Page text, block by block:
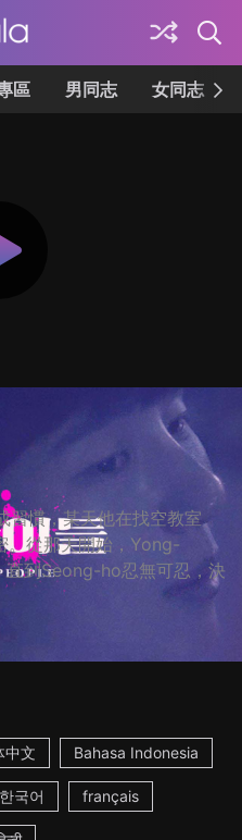
區 男同志 女同志
慣，某天他在找空教室
。從那天開始，Yong-
到Seong-ho忍無可忍，決
中文 Bahasa Indonesia
한국어 français